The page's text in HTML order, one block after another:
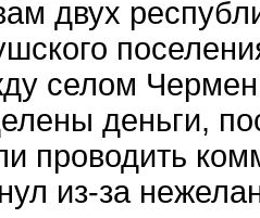
двух
селом
деньги,
проводить
из-за